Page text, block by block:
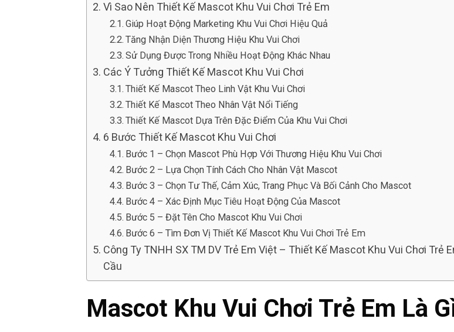
Vì Sao Nên Thiết Kế Mascot Khu Vui Chơi Trẻ Em
Giúp Hoạt Động Marketing Khu Vui Chơi Hiệu Quả
Tăng Nhận Diện Thương Hiệu Khu Vui Chơi
Sử Dụng Được Trong Nhiều Hoạt Động Khác Nhau
Các Ý Tưởng Thiết Kế Mascot Khu Vui Chơi
Thiết Kế Mascot Theo Linh Vật Khu Vui Chơi
Thiết Kế Mascot Theo Nhân Vật Nổi Tiếng
Thiết Kế Mascot Dựa Trên Đặc Điểm Của Khu Vui Chơi
6 Bước Thiết Kế Mascot Khu Vui Chơi
Bước 1 – Chọn Mascot Phù Hợp Với Thương Hiệu Khu Vui Chơi
Bước 2 – Lựa Chọn Tính Cách Cho Nhân Vật Mascot
Bước 3 – Chọn Tư Thế, Cảm Xúc, Trang Phục Và Bối Cảnh Cho Mascot
Bước 4 – Xác Định Mục Tiêu Hoạt Động Của Mascot
Bước 5 – Đặt Tên Cho Mascot Khu Vui Chơi
Bước 6 – Tìm Đơn Vị Thiết Kế Mascot Khu Vui Chơi Trẻ Em
Công Ty TNHH SX TM DV Trẻ Em Việt – Thiết Kế Mascot Khu Vui Chơi Trẻ
Cầu
Mascot Khu Vui Chơi Trẻ Em Là